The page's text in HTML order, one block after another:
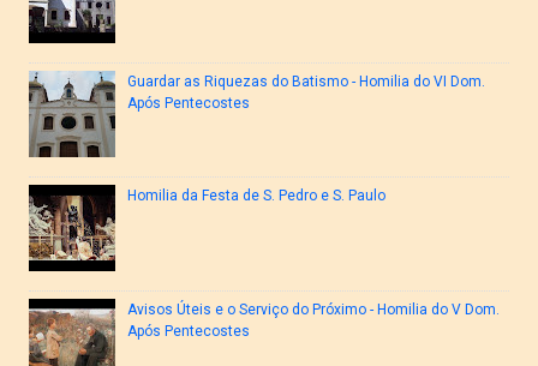
Guardar as Riquezas do Batismo - Homilia do VI Dom.
Após Pentecostes
Homilia da Festa de S. Pedro e S. Paulo
Avisos Úteis e o Serviço do Próximo - Homilia do V Dom.
Após Pentecostes